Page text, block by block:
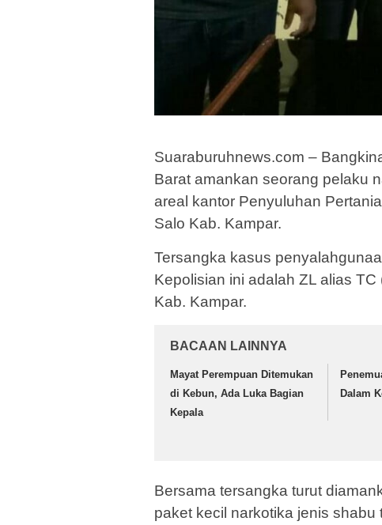
Suaraburuhnews.com –
Barat amankan seorang pelaku
areal kantor Penyuluhan
Salo Kab. Kampar.
Tersangka kasus
Kepolisian ini adalah ZL alias
Kab. Kampar.
BACAAN LAINNYA
Mayat Perempuan Ditemukan
di Kebun, Ada Luka Bagian
Kepala
Dalam
Bersama tersangka turut
paket kecil narkotika jenis